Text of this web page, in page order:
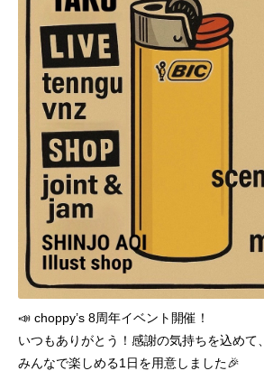
📣 choppy’s 8周年イベント開催！
いつもありがとう！感謝の気持ちを込めて、
みんなで楽しめる1日を用意しました🎉